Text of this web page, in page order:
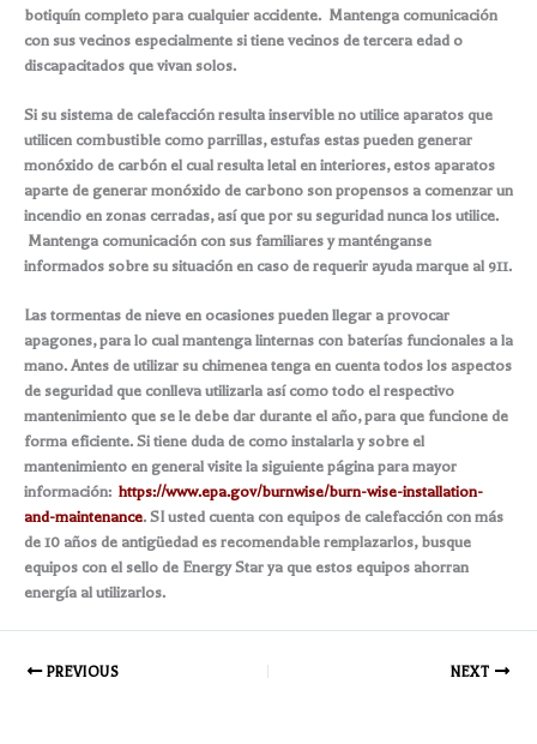
botiquín completo para cualquier accidente. Mantenga comunicación
con sus vecinos especialmente si tiene vecinos de tercera edad o
discapacitados que vivan solos.
Si su sistema de calefacción resulta inservible no utilice aparatos que
utilicen combustible como parrillas, estufas estas pueden generar
monóxido de carbón el cual resulta letal en interiores, estos aparatos
aparte de generar monóxido de carbono son propensos a comenzar un
incendio en zonas cerradas, así que por su seguridad nunca los utilice.
Mantenga comunicación con sus familiares y manténganse
informados sobre su situación en caso de requerir ayuda marque al 911.
Las tormentas de nieve en ocasiones pueden llegar a provocar
apagones, para lo cual mantenga linternas con baterías funcionales a la
mano. Antes de utilizar su chimenea tenga en cuenta todos los aspectos
de seguridad que conlleva utilizarla así como todo el respectivo
mantenimiento que se le debe dar durante el año, para que funcione de
forma eficiente. Si tiene duda de como instalarla y sobre el
mantenimiento en general visite la siguiente página para mayor
información: https://www.epa.gov/burnwise/burn-wise-installation-
and-maintenance. SI usted cuenta con equipos de calefacción con más
de 10 años de antigüedad es recomendable remplazarlos, busque
equipos con el sello de Energy Star ya que estos equipos ahorran
energía al utilizarlos.
PREVIOUS NEXT